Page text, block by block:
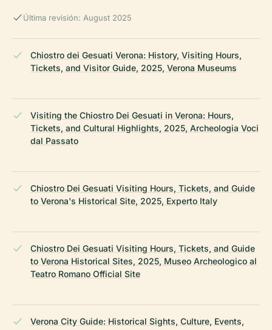
Última revisión: August 2025
Chiostro dei Gesuati Verona: History, Visiting Hours,
Tickets, and Visitor Guide, 2025, Verona Museums
Visiting the Chiostro Dei Gesuati in Verona: Hours,
Tickets, and Cultural Highlights, 2025, Archeologia Voci
dal Passato
Chiostro Dei Gesuati Visiting Hours, Tickets, and Guide
to Verona's Historical Site, 2025, Experto Italy
Chiostro Dei Gesuati Visiting Hours, Tickets, and Guide
to Verona Historical Sites, 2025, Museo Archeologico al
Teatro Romano Official Site
Verona City Guide: Historical Sights, Culture, Events,